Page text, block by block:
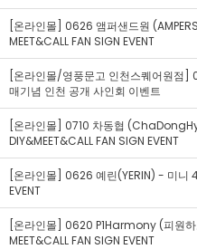
[온라인몰] 0626 앰퍼샌드원
MEET&CALL FAN SIGN EVENT
[온라인몰/영풍문고 인천스퀘어원
매기념 인천 공개 사인회 이벤트
[온라인몰] 0710 차동협
DIY&MEET&CALL FAN SIGN EVENT
[온라인몰] 0626 예린(YERIN) - 미니
EVENT
[온라인몰] 0620 P1Harmony (피원
MEET&CALL FAN SIGN EVENT